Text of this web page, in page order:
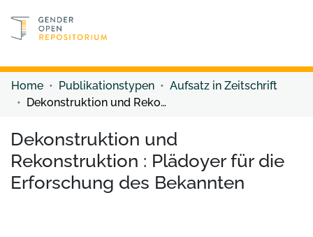
Discover content
Home Publikationstypen
Aufsatz in Zeitschrift
Dekonstruktion und Rekonstruktion : Plädoyer für die Erforschung des Bekannten
Dekonstruktion und
Rekonstruktion : Plädoyer für die
Erforschung des Bekannten